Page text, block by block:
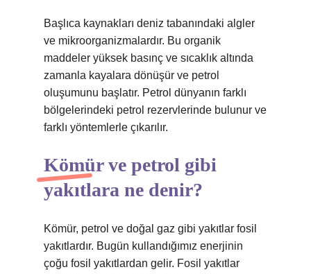
Başlıca kaynakları deniz tabanındaki algler
ve mikroorganizmalardır. Bu organik
maddeler yüksek basınç ve sıcaklık altında
zamanla kayalara dönüşür ve petrol
oluşumunu başlatır. Petrol dünyanın farklı
bölgelerindeki petrol rezervlerinde bulunur ve
farklı yöntemlerle çıkarılır.
Kömür ve petrol gibi
yakıtlara ne denir?
Kömür, petrol ve doğal gaz gibi yakıtlar fosil
yakıtlardır. Bugün kullandığımız enerjinin
çoğu fosil yakıtlardan gelir. Fosil yakıtlar